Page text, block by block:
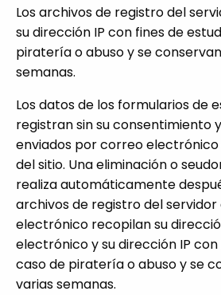
Los archivos de registro del
su dirección IP con fines de
piratería o abuso y se
semanas.
Los datos de los formularios de
registran sin su consentimiento
enviados por correo
del sitio. Una eliminación o
realiza automáticamente
archivos de registro del
electrónico recopilan su
electrónico y su dirección IP
caso de piratería o abuso y se
varias semanas.